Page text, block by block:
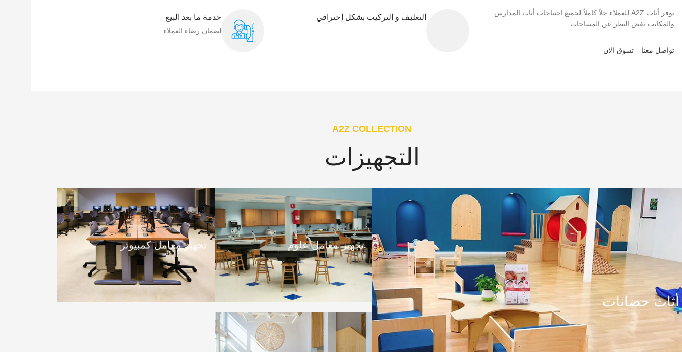
يوفر أثاث A2Z للعملاء حلاً كاملاً لجميع احتياجات أثاث المدارس
والمكاتب بغض النظر عن المساحات.
تواصل معنا تسوق الان
التغليف و التركيب بشكل إحترافي خدمة ما بعد البيع
لضمان رضاء العملاء​
A2Z COLLECTION
التجهيزات
أثاث حضانات
تجهيز معامل علوم تجهيز معامل كمبيوتر